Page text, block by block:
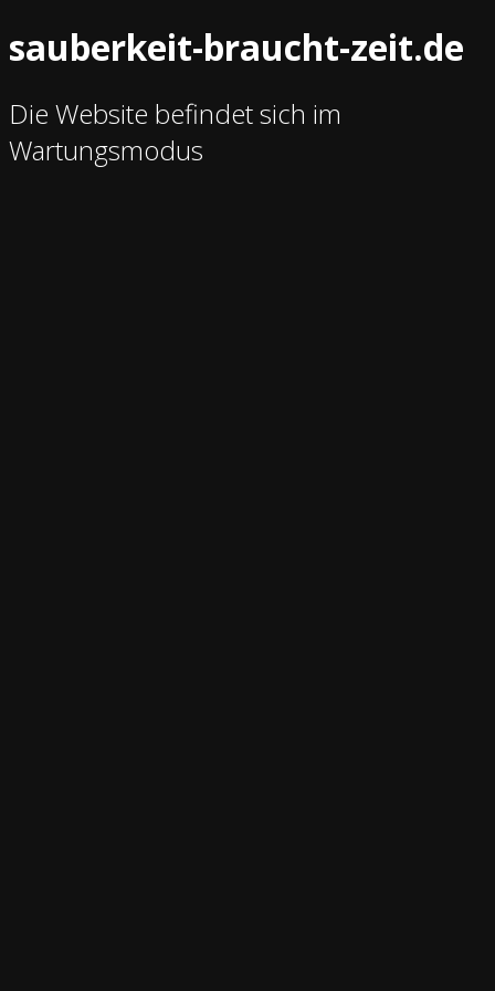
sauberkeit-braucht-zeit.de
Die Website befindet sich im
Wartungsmodus